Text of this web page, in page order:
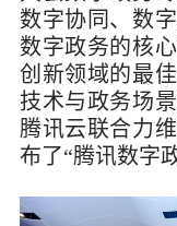
数字协同、数
数字政务的核
创新领域的最
技术与政务场
腾讯云联合力
布了“腾讯数字